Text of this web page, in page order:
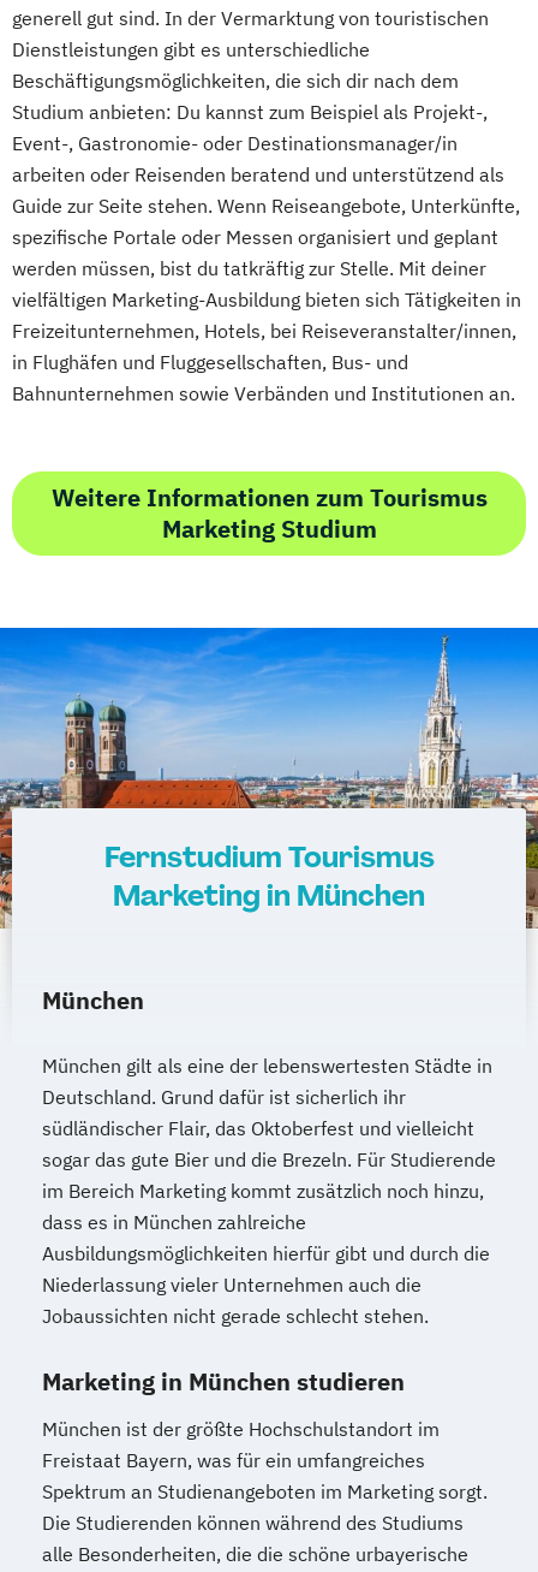
generell gut sind. In der Vermarktung von touristischen
Dienstleistungen gibt es unterschiedliche
Beschäftigungsmöglichkeiten, die sich dir nach dem
Studium anbieten: Du kannst zum Beispiel als Projekt-,
Event-, Gastronomie- oder Destinationsmanager/in
arbeiten oder Reisenden beratend und unterstützend als
Guide zur Seite stehen. Wenn Reiseangebote, Unterkünfte,
spezifische Portale oder Messen organisiert und geplant
werden müssen, bist du tatkräftig zur Stelle. Mit deiner
vielfältigen Marketing-Ausbildung bieten sich Tätigkeiten in
Freizeitunternehmen, Hotels, bei Reiseveranstalter/innen,
in Flughäfen und Fluggesellschaften, Bus- und
Bahnunternehmen sowie Verbänden und Institutionen an.
Weitere Informationen zum Tourismus
Marketing Studium
Fernstudium Tourismus
Marketing in München
München
München gilt als eine der lebenswertesten Städte in
Deutschland. Grund dafür ist sicherlich ihr
südländischer Flair, das Oktoberfest und vielleicht
sogar das gute Bier und die Brezeln. Für Studierende
im Bereich Marketing kommt zusätzlich noch hinzu,
dass es in München zahlreiche
Ausbildungsmöglichkeiten hierfür gibt und durch die
Niederlassung vieler Unternehmen auch die
Jobaussichten nicht gerade schlecht stehen.
Marketing in München studieren
München ist der größte Hochschulstandort im
Freistaat Bayern, was für ein umfangreiches
Spektrum an Studienangeboten im Marketing sorgt.
Die Studierenden können während des Studiums
alle Besonderheiten, die die schöne urbayerische